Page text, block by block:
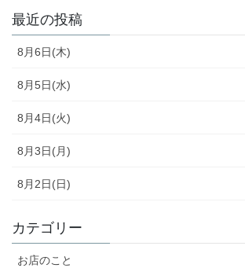
最近の投稿
8月6日(木)
8月5日(水)
8月4日(火)
8月3日(月)
8月2日(日)
カテゴリー
お店のこと